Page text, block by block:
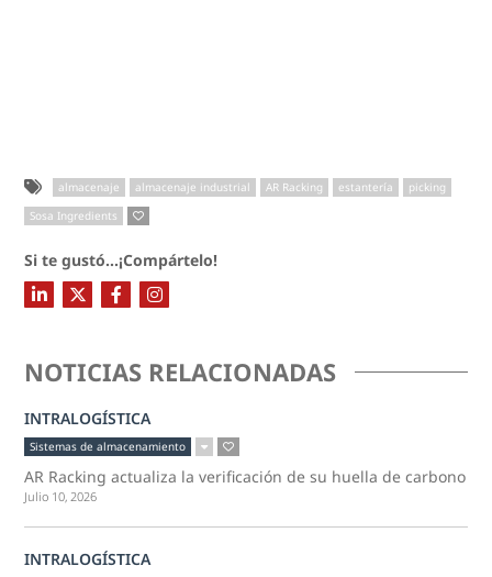
almacenaje almacenaje industrial AR Racking estantería
picking
Sosa Ingredients
Si te gustó...¡Compártelo!
NOTICIAS RELACIONADAS
INTRALOGÍSTICA
Sistemas de almacenamiento
AR Racking actualiza la verificación de su huella de carbono
Julio 10, 2026
INTRALOGÍSTICA